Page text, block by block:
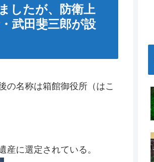
したが、防衛上
武田斐三郎が設
の名称は箱館御役所（はこ
に選定されている。